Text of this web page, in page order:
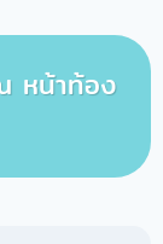
หน้าท้อง